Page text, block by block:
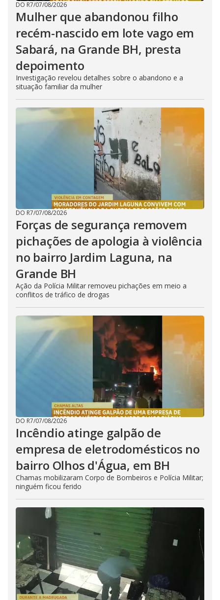
DO R7/07/08/2026
Mulher que abandonou filho
recém-nascido em lote vago em
Sabará, na Grande BH, presta
depoimento
Investigação revelou detalhes sobre o abandono e a
situação familiar da mulher
DO R7/07/08/2026
Forças de segurança removem
pichações de apologia à violência
no bairro Jardim Laguna, na
Grande BH
Ação da Polícia Militar removeu pichações em meio a
conflitos de tráfico de drogas
DO R7/07/08/2026
Incêndio atinge galpão de
empresa de eletrodomésticos no
bairro Olhos d'Água, em BH
Chamas mobilizaram Corpo de Bombeiros e Polícia Militar;
ninguém ficou ferido